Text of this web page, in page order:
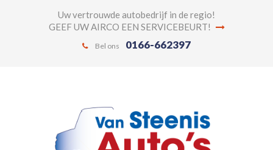
Uw vertrouwde autobedrijf in de regio!
GEEF UW AIRCO EEN SERVICEBEURT!
Bel ons 0166-662397